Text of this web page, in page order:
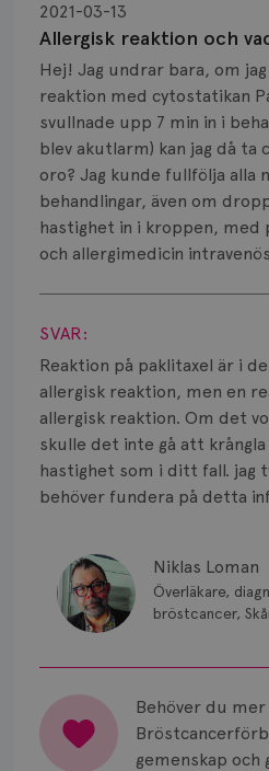
Allergisk reaktion och
2021-03-13
Hej! Jag undrar bara, om
reaktion med cytostatikan
svullnade upp 7 min in i
blev akutlarm) kan jag då ta
oro? Jag kunde fullfölja alla
behandlingar, även om
hastighet in i kroppen, med
och allergimedicin
Visa svar
SVAR:
Reaktion på paklitaxel är i
allergisk reaktion, men en
allergisk reaktion. Om det
skulle det inte gå att
hastighet som i ditt fall. jag
behöver fundera på detta
Niklas Loman
Överläkare,
bröstcancer,
Behöver du
gemenskap och
Biopsi
Biverkningar
Bröstvårta
Knöl
Läkemedel
Typ av bröstcancer
Prognos
Risker
Spridd bröstcancer
Strålning
Vätska